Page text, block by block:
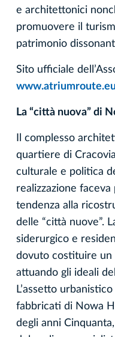
e architettonici
promuovere il
patrimonio
Sito ufficiale
La “città nuova” di
Il complesso
quartiere di
culturale e politica
realizzazione
tendenza alla
delle “città nuove”.
siderurgico e
dovuto costituire un
attuando gli ideali
L’assetto
fabbricati di Nowa
degli anni